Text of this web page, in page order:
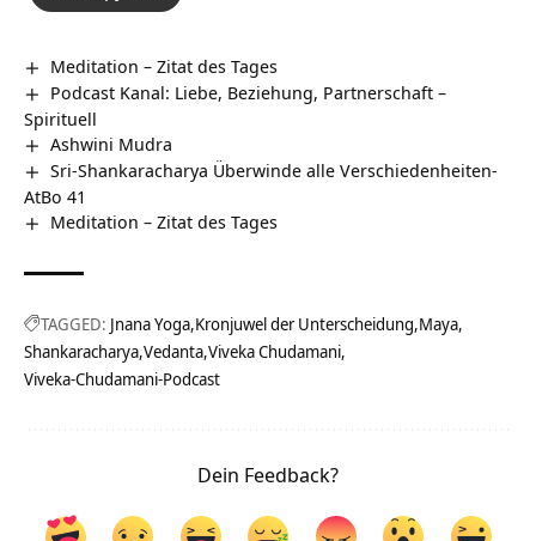
Meditation – Zitat des Tages
Podcast Kanal: Liebe, Beziehung, Partnerschaft –
Spirituell
Ashwini Mudra
Sri-Shankaracharya Überwinde alle Verschiedenheiten-
AtBo 41
Meditation – Zitat des Tages
TAGGED: Jnana Yoga Kronjuwel der Unterscheidung Maya
Shankaracharya Vedanta Viveka Chudamani
Viveka-Chudamani-Podcast
Dein Feedback?